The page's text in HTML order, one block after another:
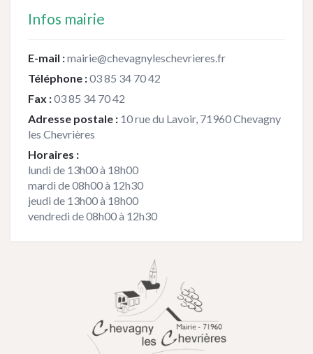
Infos mairie
E-mail :mairie@chevagnyleschevrieres.fr
Téléphone :03 85 34 70 42
Fax :03 85 34 70 42
Adresse postale : 10 rue du Lavoir, 71960 Chevagny
les Chevrières
Horaires :
lundi de 13h00 à 18h00
mardi de 08h00 à 12h30
jeudi de 13h00 à 18h00
vendredi de 08h00 à 12h30